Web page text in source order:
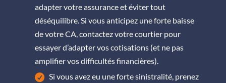
adapter votre assurance et éviter tout
déséquilibre. Si vous anticipez une forte baisse
de votre CA, contactez votre courtier pour
essayer d’adapter vos cotisations (et ne pas
amplifier vos difficultés financières).
Si vous avez eu une forte sinistralité, prenez